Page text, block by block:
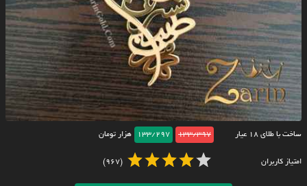
ساخت با طلای ۱۸ عیار 133/397
133/297 هزار تومان
امتیاز کاربران (967)